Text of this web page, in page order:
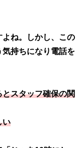
ね。しかし、この
持ちになり電話を
スタッフ確保の関
い